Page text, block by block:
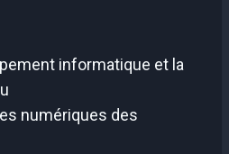
informatique et la
numériques des